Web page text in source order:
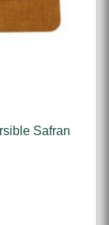
Safran